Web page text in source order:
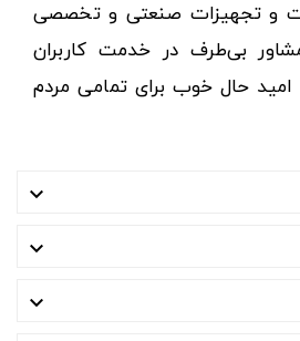
و تجهیزات صنعتی و تخصصی
بی‌طرف در خدمت کاربران
حال خوب برای تمامی مردم


